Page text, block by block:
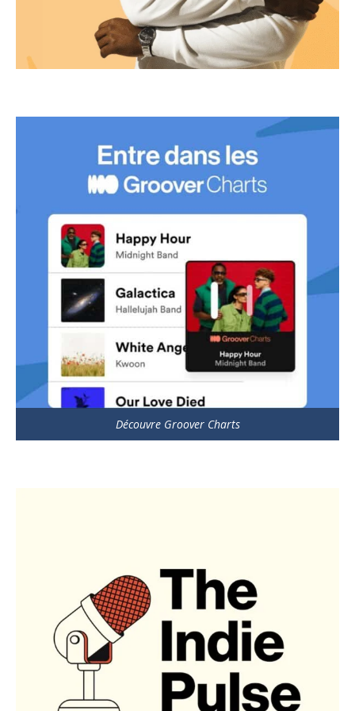
Découvre Groover Charts